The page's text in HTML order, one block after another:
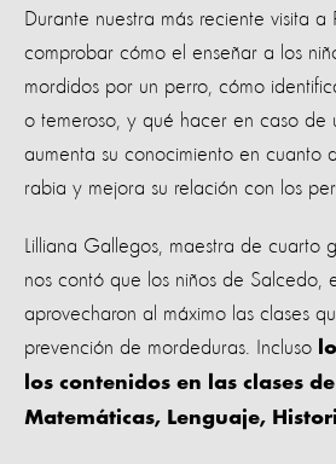
Durante nuestra más reciente visita a
comprobar cómo el enseñar a los
mordidos por un perro, cómo
o temeroso, y qué hacer en caso de
aumenta su conocimiento en cuanto
rabia y mejora su relación con los
Lilliana Gallegos, maestra de cuarto
nos contó que los niños de Salcedo,
aprovecharon al máximo las clases
prevención de mordeduras. Incluso
los contenidos en las clases
Matemáticas, Lenguaje,